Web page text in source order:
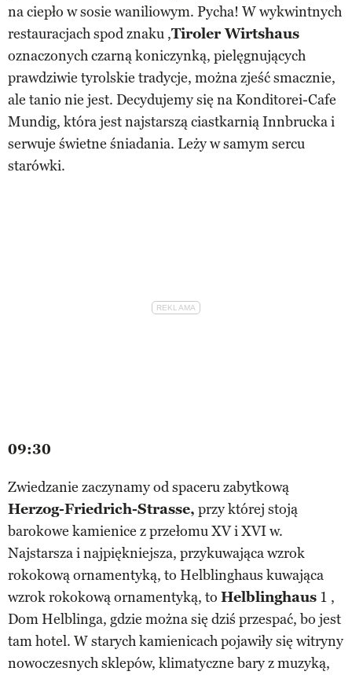
na ciepło w sosie waniliowym. Pycha! W wykwintnych
restauracjach spod znaku ,Tiroler Wirtshaus
oznaczonych czarną koniczynką, pielęgnujących
prawdziwie tyrolskie tradycje, można zjeść smacznie,
ale tanio nie jest. Decydujemy się na Konditorei-Cafe
Mundig, która jest najstarszą ciastkarnią Innbrucka i
serwuje świetne śniadania. Leży w samym sercu
starówki.
09:30
Zwiedzanie zaczynamy od spaceru zabytkową
Herzog-Friedrich-Strasse, przy której stoją
barokowe kamienice z przełomu XV i XVI w.
Najstarsza i najpiękniejsza, przykuwająca wzrok
rokokową ornamentyką, to Helblinghaus kuwająca
wzrok rokokową ornamentyką, to Helblinghaus 1 ,
Dom Helblinga, gdzie można się dziś przespać, bo jest
tam hotel. W starych kamienicach pojawiły się witryny
nowoczesnych sklepów, klimatyczne bary z muzyką,